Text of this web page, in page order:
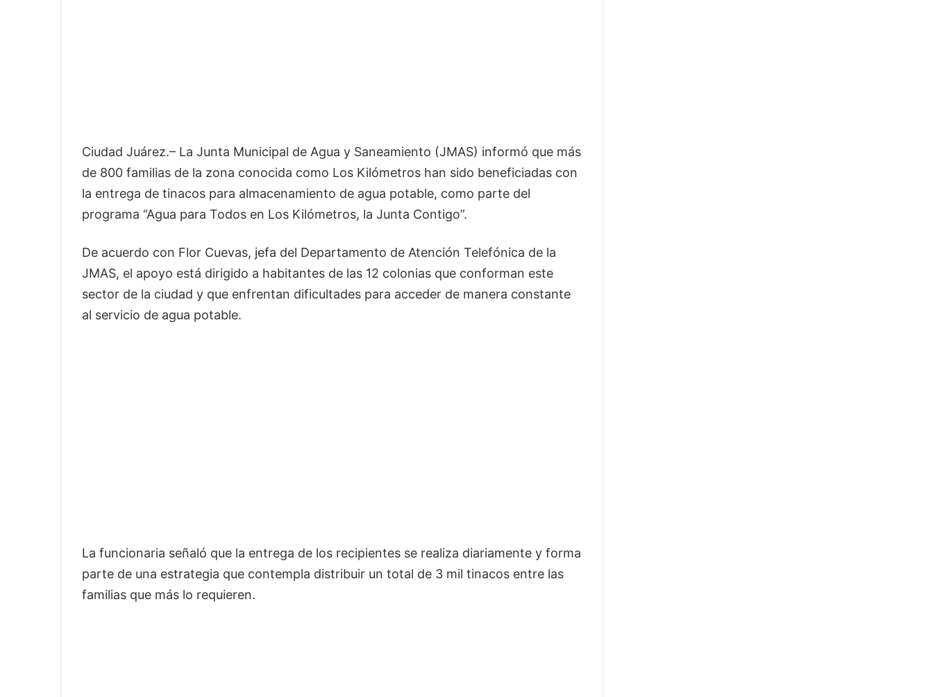
Ciudad Juárez.– La Junta Municipal de Agua y Saneamiento (JMAS) informó que más
de 800 familias de la zona conocida como Los Kilómetros han sido beneficiadas con
la entrega de tinacos para almacenamiento de agua potable, como parte del
programa “Agua para Todos en Los Kilómetros, la Junta Contigo”.
De acuerdo con Flor Cuevas, jefa del Departamento de Atención Telefónica de la
JMAS, el apoyo está dirigido a habitantes de las 12 colonias que conforman este
sector de la ciudad y que enfrentan dificultades para acceder de manera constante
al servicio de agua potable.
La funcionaria señaló que la entrega de los recipientes se realiza diariamente y forma
parte de una estrategia que contempla distribuir un total de 3 mil tinacos entre las
familias que más lo requieren.